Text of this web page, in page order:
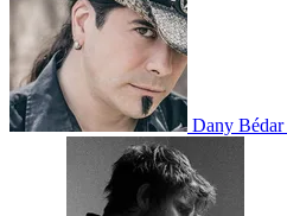
Dany Bédar